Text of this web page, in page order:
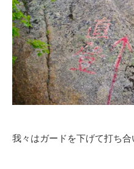
我々はガードを下げて打ち合